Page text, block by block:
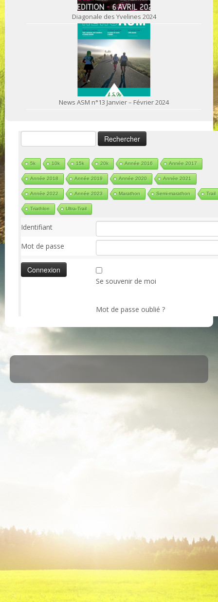
Diagonale des Yvelines 2024
News ASM n°13 Janvier – Février 2024
Rechercher :
5k 10k 15k 20k Année 2016 Année 2017
Année 2018 Année 2019 Année 2020 Année 2021
Année 2022 Année 2023 Marathon Semi-marathon Trail
Triathlon Ultra-Trail
Identifiant
Mot de passe
Se souvenir de moi
Mot de passe oublié ?